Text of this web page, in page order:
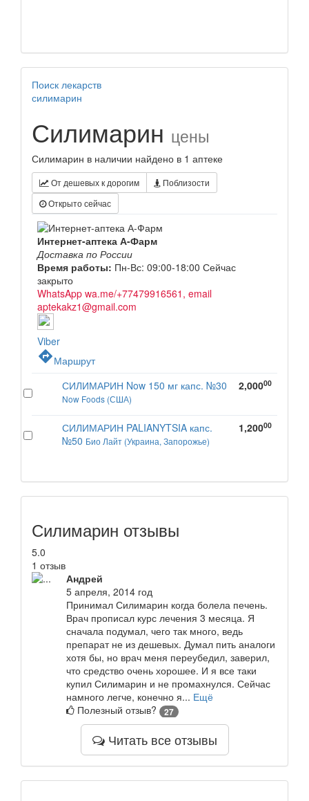
Поиск лекарств
силимарин
Силимарин цены
Силимарин в наличии найдено в 1 аптеке
От дешевых к дорогим
Поблизости
Открыто сейчас
Интернет-аптека А-Фарм
Доставка по России
Время работы: Пн-Вс: 09:00-18:00 Сейчас
закрыто
WhatsApp wa.me/+77479916561, email
aptekakz1@gmail.com
Viber
directionsМаршрут
СИЛИМАРИН Now 150 мг капс. №30
Now Foods (США)
2,00000
СИЛИМАРИН PALIANYTSIA капс.
№50 Био Лайт (Украина, Запорожье)
1,20000
Силимарин отзывы
5.0
1 отзыв
Андрей
5 апреля, 2014 год
Принимал Силимарин когда болела печень.
Врач прописал курс лечения 3 месяца. Я
сначала подумал, чего так много, ведь
препарат не из дешевых. Думал пить аналоги
хотя бы, но врач меня переубедил, заверил,
что средство очень хорошее. И я все таки
купил Силимарин и не промахнулся. Сейчас
намного легче, конечно я... Ещё
Полезный отзыв?
27
Читать все отзывы